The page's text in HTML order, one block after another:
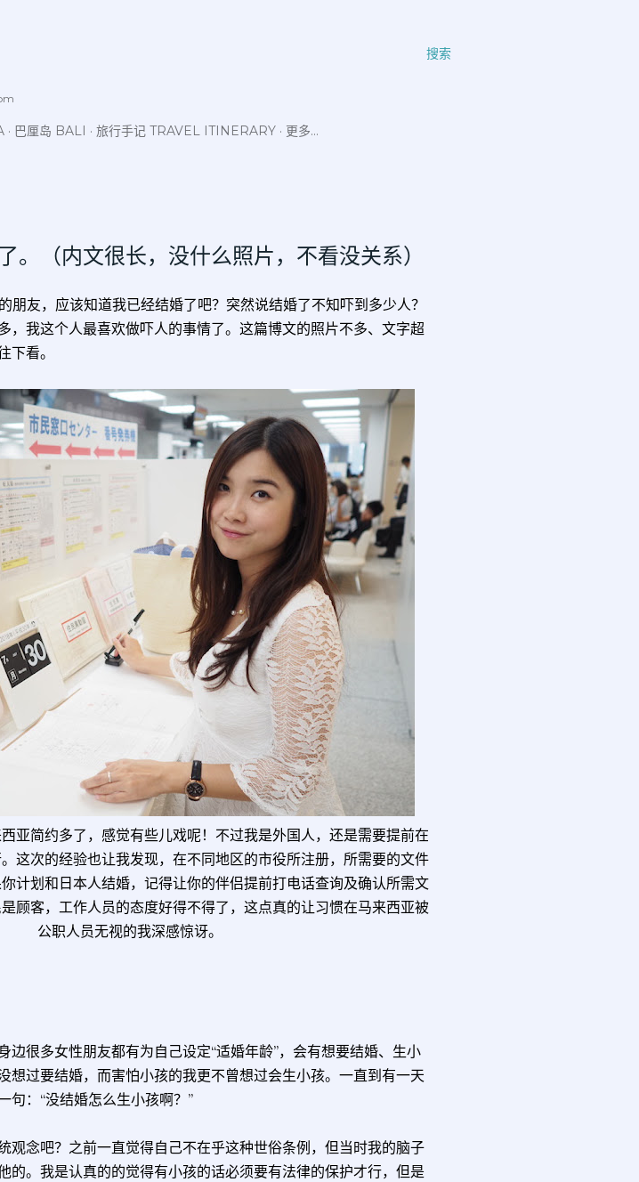
搜索
巴厘岛 BALI 旅行手记 TRAVEL ITINERARY 更多…
。（内文很长，没什么照片，不看没关系）
友，应该知道我已经结婚了吧？突然说结婚了不知吓到多少人？
，我这个人最喜欢做吓人的事情了。这篇博文的照片不多、文字超
下看。
亚简约多了，感觉有些儿戏呢！不过我是外国人，还是需要提前在
这次的经验也让我发现，在不同地区的市役所注册，所需要的文件
计划和日本人结婚，记得让你的伴侣提前打电话查询及确认所需文
顾客，工作人员的态度好得不得了，这点真的让习惯在马来西亚被
公职人员无视的我深感惊讶。
边很多女性朋友都有为自己设定“适婚年龄”，会有想要结婚、生小
想过要结婚，而害怕小孩的我更不曾想过会生小孩。一直到有一天
句：“没结婚怎么生小孩啊？”
观念吧？之前一直觉得自己不在乎这种世俗条例，但当时我的脑子
的。我是认真的的觉得有小孩的话必须要有法律的保护才行，但是